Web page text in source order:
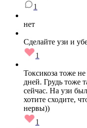
1
нет
Сделайте узи и
1
Токсикоза тоже
дней. Грудь тоже
сейчас. На узи
хотите сходите,
нервы))
1